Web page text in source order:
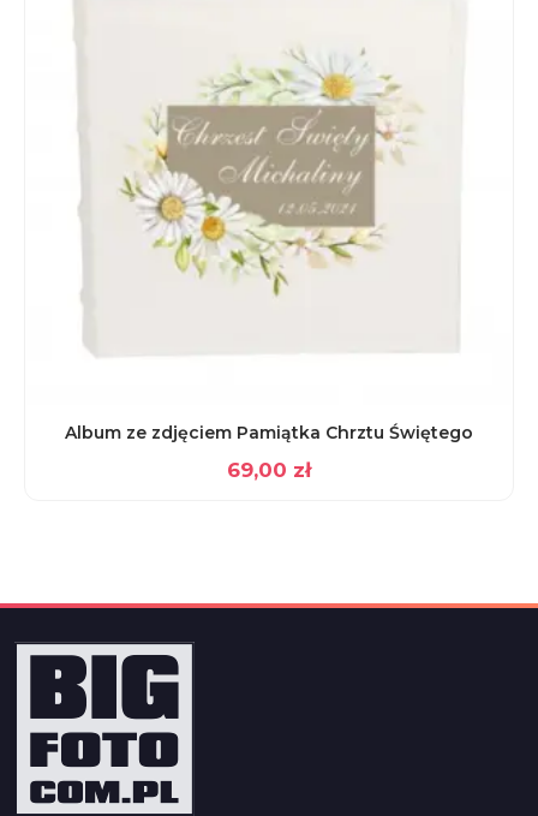
Album ze zdjęciem Pamiątka Chrztu Świętego
69,00 zł